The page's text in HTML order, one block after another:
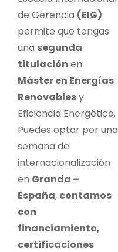
de Gerencia (EIG)
permite que tengas
una segunda
titulación en
Máster en Energías
Renovablesy
Eficiencia Energética.
Puedes optar por una
semana de
internacionalización
en Granda –
España, contamos
con
financiamiento,
certificaciones